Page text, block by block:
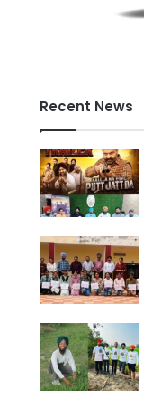
Recent News